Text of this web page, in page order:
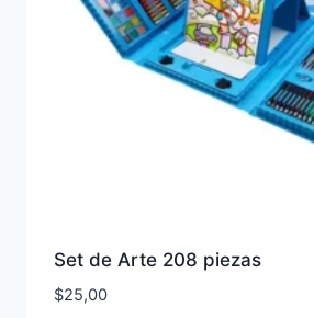
Set de Arte 208 piezas
$25,00